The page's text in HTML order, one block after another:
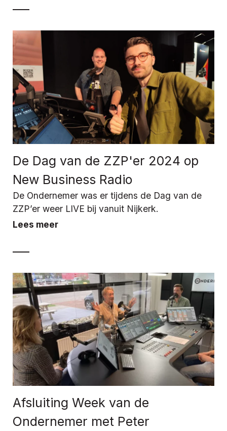
De Dag van de ZZP'er 2024 op
New Business Radio
De Ondernemer was er tijdens de Dag van de
ZZP’er weer LIVE bij vanuit Nijkerk.
Lees meer
Afsluiting Week van de
Ondernemer met Peter